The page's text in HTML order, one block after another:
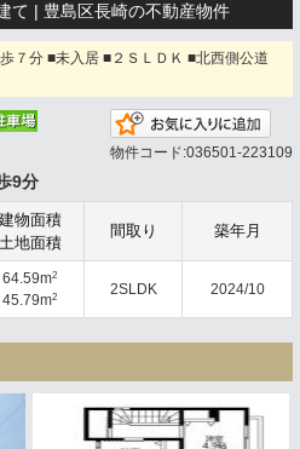
| 豊島区長崎の不動産物件
７分 ■未入居 ■２ＳＬＤＫ ■北西側公道
9分
物件コード:036501-223109
建物面積
土地面積
間取り 築年月
64.59m2
45.79m2 2SLDK 2024/10